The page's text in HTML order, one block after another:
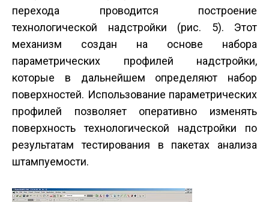
перехода проводится построение
технологической надстройки (рис. 5). Этот
механизм создан на основе набора
параметрических профилей надстройки,
которые в дальнейшем определяют набор
поверхностей. Использование параметрических
профилей позволяет оперативно изменять
поверхность технологической надстройки по
результатам тестирования в пакетах анализа
штампуемости.